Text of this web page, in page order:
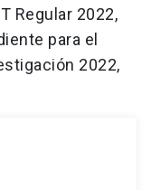
Regular 2022,
para el
2022,